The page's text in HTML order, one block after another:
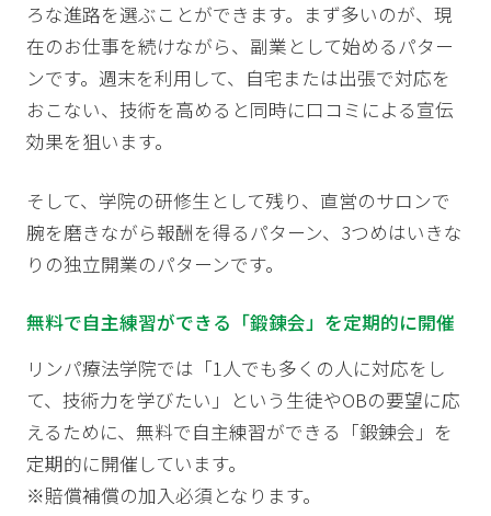
ろな進路を選ぶことができます。まず多いのが、現
在のお仕事を続けながら、副業として始めるパター
ンです。週末を利用して、自宅または出張で対応を
おこない、技術を高めると同時に口コミによる宣伝
効果を狙います。
そして、学院の研修生として残り、直営のサロンで
腕を磨きながら報酬を得るパターン、3つめはいきな
りの独立開業のパターンです。
無料で自主練習ができる「鍛錬会」を定期的に開催
リンパ療法学院では「1人でも多くの人に対応をし
て、技術力を学びたい」という生徒やOBの要望に応
えるために、無料で自主練習ができる「鍛錬会」を
定期的に開催しています。
※賠償補償の加入必須となります。